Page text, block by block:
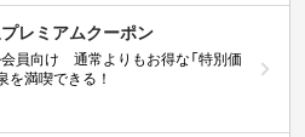
レミアムクーポン
員向け 通常よりもお得な「特別価
を満喫できる！